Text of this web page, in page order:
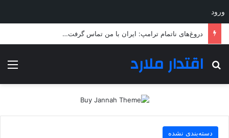
ورود
دروغ‌های ناتمام ترامپ: ایران با من تماس گرفت…
اقتدار ملارد
جستجو برای
دسته‌بندی نشده